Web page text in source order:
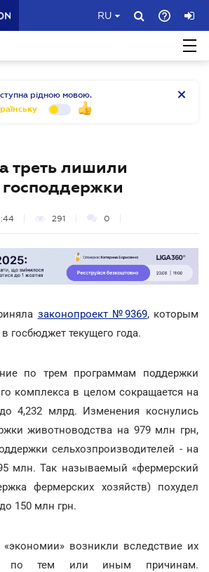
RU
рідною мовою.
треть лишили
291 0
законопроект №9369, которым
госбюджет текущего года.
по трем программам поддержки
комплекса в целом сокращается на
4,232 млрд. Изменения коснулись
животноводства на 979 млн грн,
сельхозпроизводителей - на
млн. Так называемый «фермерский
фермерских хозяйств) похудел
150 млн грн.
возникли вследствие их
по тем или иным причинам.